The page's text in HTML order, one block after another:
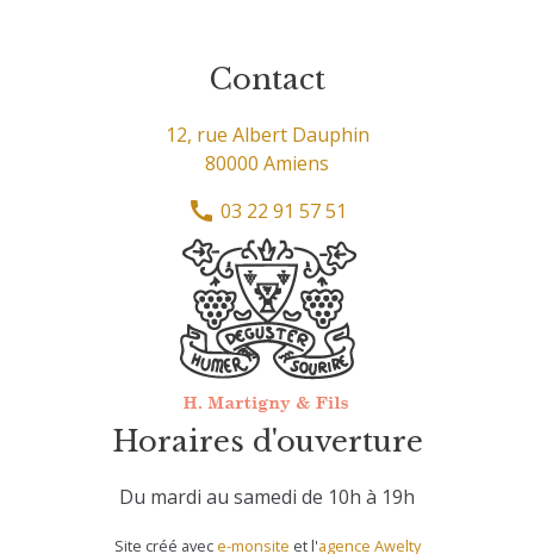
Contact
12, rue Albert Dauphin
80000 Amiens
03 22 91 57 51
Horaires d'ouverture
Du mardi au samedi de 10h à 19h
Site créé avece-monsite et l'agence Awelty